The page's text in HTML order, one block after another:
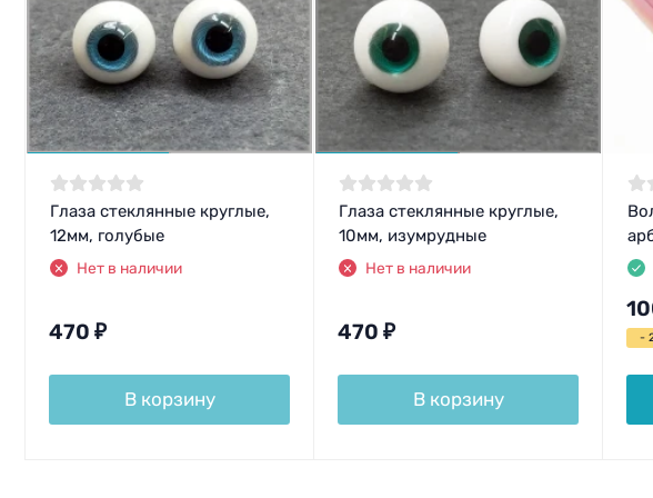
Глаза стеклянные круглые,
12мм, голубые
Нет в наличии
470 ₽
В корзину
Глаза стеклянные круглые,
10мм, изумрудные
Нет в наличии
470 ₽
В корзину
-